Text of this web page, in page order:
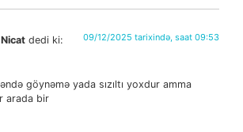
Nicat dedi ki: 09/12/2025 tarixində, saat 09:53
göynəmə yada sızıltı yoxdur amma
arada bir